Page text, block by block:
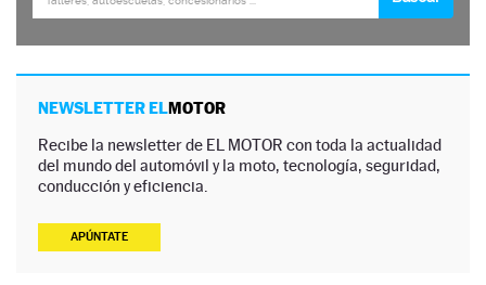
NEWSLETTER ELMOTOR
Recibe la newsletter de EL MOTOR con toda la actualidad
del mundo del automóvil y la moto, tecnología, seguridad,
conducción y eficiencia.
APÚNTATE